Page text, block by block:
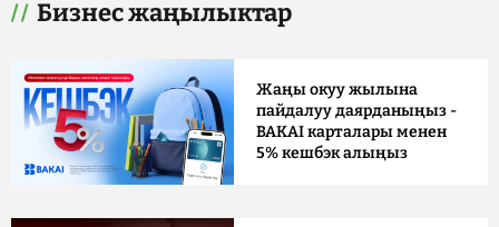
Бизнес жаңылыктар
Жаңы окуу жылына
пайдалуу даярданыңыз -
BAKAI карталары менен
5% кешбэк алыңыз